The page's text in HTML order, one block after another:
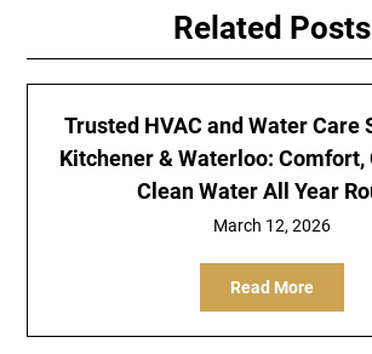
Related Posts
Trusted HVAC and Water Care
Kitchener & Waterloo: Comfort,
Clean Water All Year
March 12, 2026
Read More